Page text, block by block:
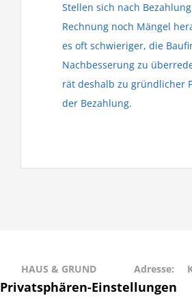
Stellen sich nach
Rechnung noch Mängel
es oft schwieriger, die
Nachbesserung zu
rät deshalb zu gründlicher
der Bezahlung.
HAUS & GRUND
RAHLSTEDT
Adresse:
Schweriner